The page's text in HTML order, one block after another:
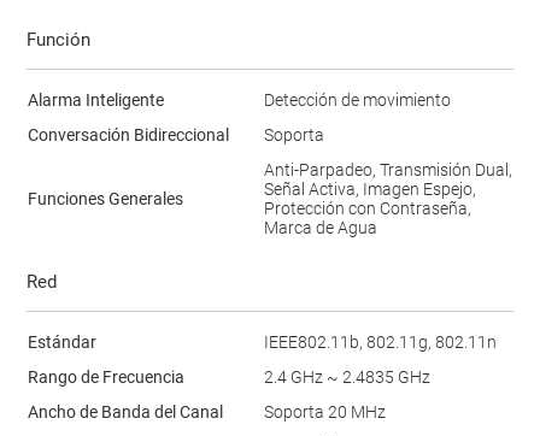
Función
Alarma Inteligente
Detección de movimiento
Conversación Bidireccional
Soporta
Funciones Generales
Anti-Parpadeo, Transmisión Dual,
Señal Activa, Imagen Espejo,
Protección con Contraseña,
Marca de Agua
Red
Estándar
IEEE802.11b, 802.11g, 802.11n
Rango de Frecuencia
2.4 GHz ~ 2.4835 GHz
Ancho de Banda del Canal
Soporta 20 MHz